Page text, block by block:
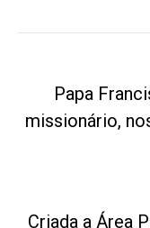
post:
Papa
missionário,
Criada a Área